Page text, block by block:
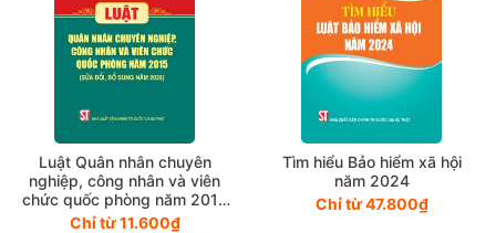
Luật Quân nhân chuyên
nghiệp, công nhân và viên
chức quốc phòng năm 2015
(sửa đổi, bổ sung năm 2025)
Chỉ từ 11.600₫
Tìm hiểu Bảo hiểm xã hội
năm 2024
Chỉ từ 47.800₫